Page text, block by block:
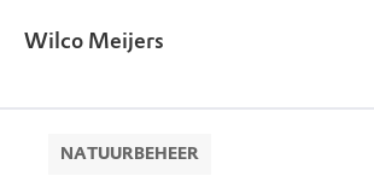
Wilco Meijers
NATUURBEHEER